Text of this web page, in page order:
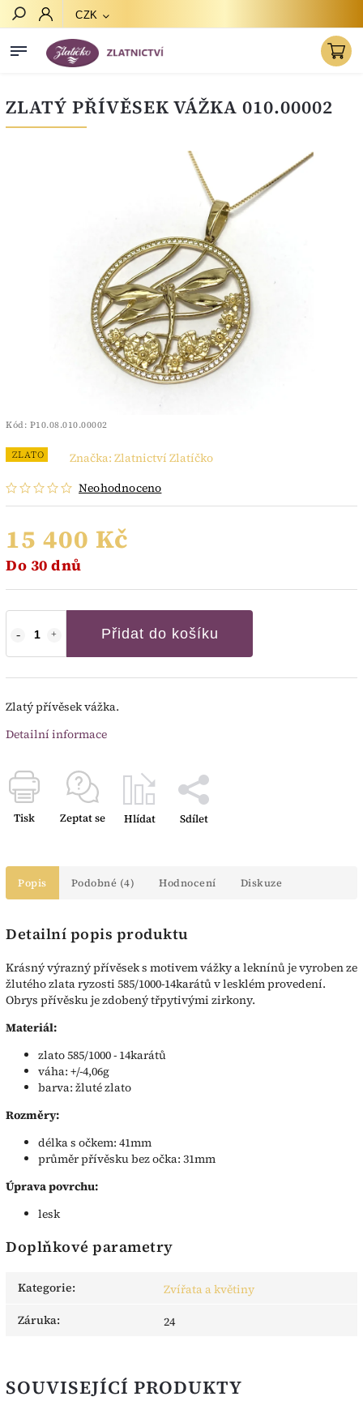
CZK
ZLATÝ PŘÍVĚSEK VÁŽKA 010.00002
Kód: P10.08.010.00002
ZLATO
Neohodnoceno
Značka: Zlatnictví Zlatíčko
15 400 Kč
Do 30 dnů
Přidat do košíku
Zlatý přívěsek vážka.
Detailní informace
Tisk Zeptat se Hlídat Sdílet
Popis Podobné (4) Hodnocení Diskuze
Detailní popis produktu
Krásný výrazný přívěsek s motivem vážky a leknínů je vyroben ze
žlutého zlata ryzosti 585/1000-14karátů v lesklém provedení.
Obrys přívěsku je zdobený třpytivými zirkony.
Materiál:
zlato 585/1000 - 14karátů
váha: +/-4,06g
barva: žluté zlato
Rozměry:
délka s očkem: 41mm
průměr přívěsku bez očka: 31mm
Úprava povrchu:
lesk
Doplňkové parametry
Kategorie:
Zvířata a květiny
Záruka: 24
SOUVISEJÍCÍ PRODUKTY